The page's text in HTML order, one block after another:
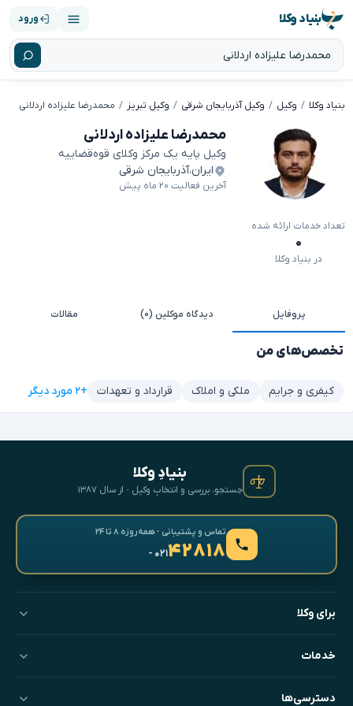
بنیاد وکلا ورود
بنیاد وکلا وکیل وکیل آذربایجان شرقی وکیل تبریز محمدرضا علیزاده اردلانی
محمدرضا علیزاده اردلانی
وکیل پایه یک مرکز وکلای قوه‌قضاییه
ایران،آذربایجان شرقی
آخرین فعالیت ۲۰ ماه پیش
تعداد خدمات ارائه شده
۰
در بنیاد وکلا
پروفایل دیدگاه موکلین (۰) مقالات
تخصص‌های من
کیفری و جرایم ملکی و املاک قرارداد و تعهدات +۲ مورد دیگر
بنیادِ وکلا
جستجو، بررسی و انتخابِ وکیل · از سال ۱۳۸۷
تماس و پشتیبانی · همه‌روزه ۸ تا ۲۴
۴۲۸۱۸- ۰۲۱
برای وکلا
خدمات
دسترسی‌ها